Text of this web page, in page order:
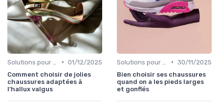
• 01/12/2025
Comment choisir de jolies
chaussures adaptées à
l’hallux valgus
• 30/11/2025
Bien choisir ses chaussures
quand on a les pieds larges
et gonflés